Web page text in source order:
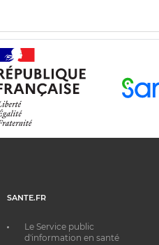
SANTE.FR
Le Service public
d'information en santé